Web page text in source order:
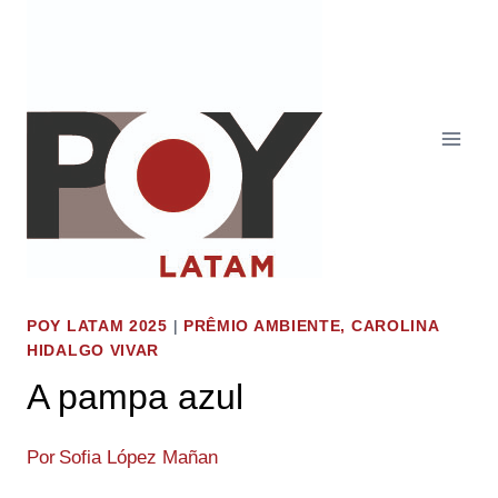
POY LATAM 2025 | PRÊMIO AMBIENTE, CAROLINA
HIDALGO VIVAR
A pampa azul
Por Sofia López Mañan